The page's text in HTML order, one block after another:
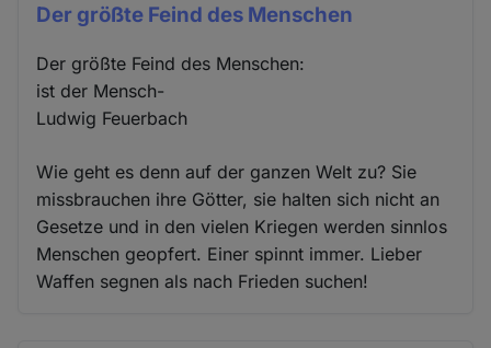
Der größte Feind des Menschen
Der größte Feind des Menschen:
ist der Mensch-
Ludwig Feuerbach
Wie geht es denn auf der ganzen Welt zu? Sie
missbrauchen ihre Götter, sie halten sich nicht an
Gesetze und in den vielen Kriegen werden sinnlos
Menschen geopfert. Einer spinnt immer. Lieber
Waffen segnen als nach Frieden suchen!